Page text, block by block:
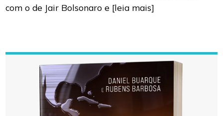
com o de Jair Bolsonaro e [leia mais]